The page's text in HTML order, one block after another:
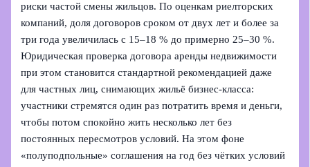
риски частой смены жильцов. По оценкам риелторских
компаний, доля договоров сроком от двух лет и более за
три года увеличилась с 15–18 % до примерно 25–30 %.
Юридическая проверка договора аренды недвижимости
при этом становится стандартной рекомендацией даже
для частных лиц, снимающих жильё бизнес-класса:
участники стремятся один раз потратить время и деньги,
чтобы потом спокойно жить несколько лет без
постоянных пересмотров условий. На этом фоне
«полуподпольные» соглашения на год без чётких условий